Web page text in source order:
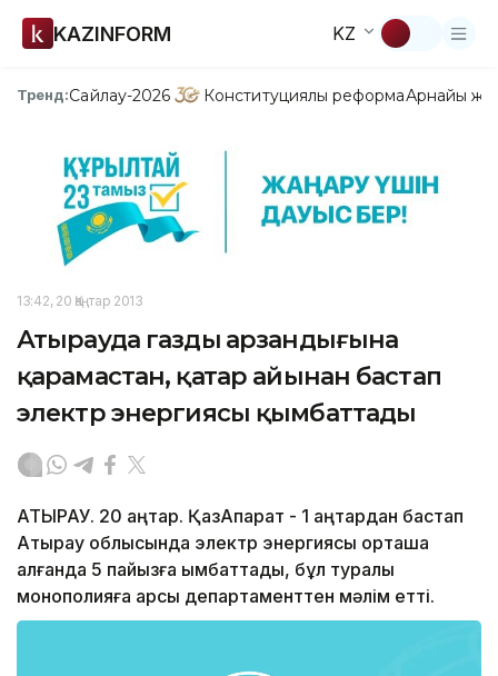
KAZINFORM KZ
Тренд:Сайлау-2026 Конституциялық реформаАрнайы
13:42, 20 Қаңтар 2013
Атырауда газдың арзандығына
қарамастан, қаңтар айынан бастап
электр энергиясы қымбаттады
АТЫРАУ. 20 қаңтар. ҚазАқпарат - 1 қаңтардан бастап
Атырау облысында электр энергиясы орташа
алғанда 5 пайызға қымбаттады, бұл туралы
монополияға қарсы департаменттен мәлім етті.